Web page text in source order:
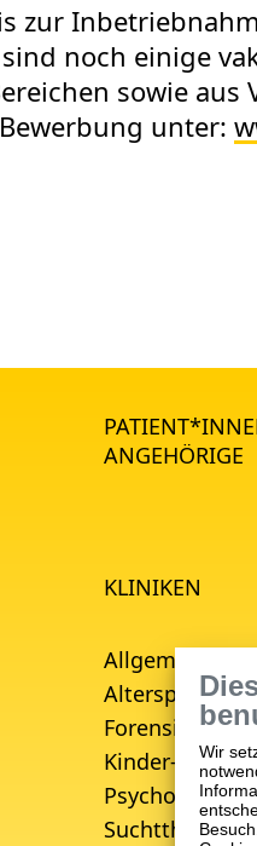
zur
noch einige
sowie
unter:
ANGEHÖRIGE
KLINIKEN
Allgemeine
Forensische
Kinder- und
Suchttherapie
Wir